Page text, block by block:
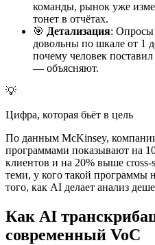
команды, рынок уже
тонет в отчётах.
🎯 Детализация: Опросы
довольны по шкале от 1
почему человек
— объясняют.
💡
Цифра, которая бьёт в цель
По данным McKinsey,
программами показывают на
клиентов и на 20% выше
теми, у кого такой программы
того, как AI делает анализ
Как AI
современный VoC